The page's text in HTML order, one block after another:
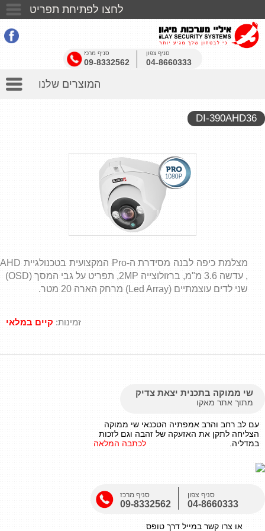
לחצו לפתיחת תפריט
אודותינו
אזעקות
אזעקה אלחוטית לבית
מצלמות אבטחה לעסק
אזעקה לבית
יצאתי צדיק
יצירת קשר
סניף מרכז
09-8332562
סניף צפון
04-8660333
המוצרים שלנו
DI-390AHD36
מצלמת כיפה לבנה מסידרת ה-Pro המקצועית בטכנולגיית AHD
, עדשה 3.6 מ"מ, ברזולוצייה 2MP, תפריט על גבי המסך (OSD)
שני לדים עוצמתיים (Led Array) מרחק הארה 20 מטר.
זמינות: קיים במלאי
שי ממוקה בתכנית יצאת צדיק
מתוך אתר מאקו
עם לב רחב והרב אמפתיה הטכנאי שי ממוקה
הצליחה לתקן את האזעקה של זהבה וגם לזכות
במדליה.
לכתבה המלאה
סניף מרכז
09-8332562
סניף צפון
04-8660333
או צרו קשר במייל דרך טופס